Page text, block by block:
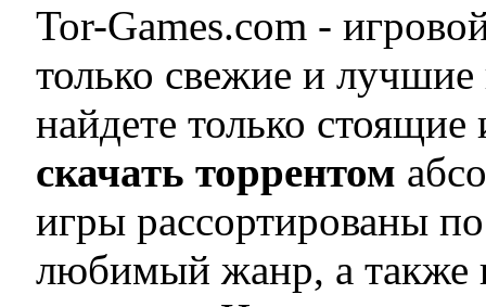
Tor-Games.com -
только свежие и
найдете только
скачать торрентом
игры рассортированы
любимый жанр, а также